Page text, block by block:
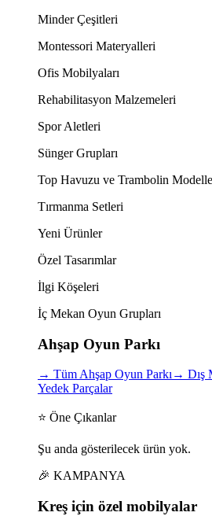
Minder Çeşitleri
Montessori Materyalleri
Ofis Mobilyaları
Rehabilitasyon Malzemeleri
Spor Aletleri
Sünger Grupları
Top Havuzu ve Trambolin
Tırmanma Setleri
Yeni Ürünler
Özel Tasarımlar
İlgi Köşeleri
İç Mekan Oyun Grupları
Ahşap Oyun Parkı
→ Tüm Ahşap Oyun Parkı→ Dış
Yedek Parçalar
⭐ Öne Çıkanlar
Şu anda gösterilecek ürün yok.
🎉 KAMPANYA
Kreş için özel mobilyalar